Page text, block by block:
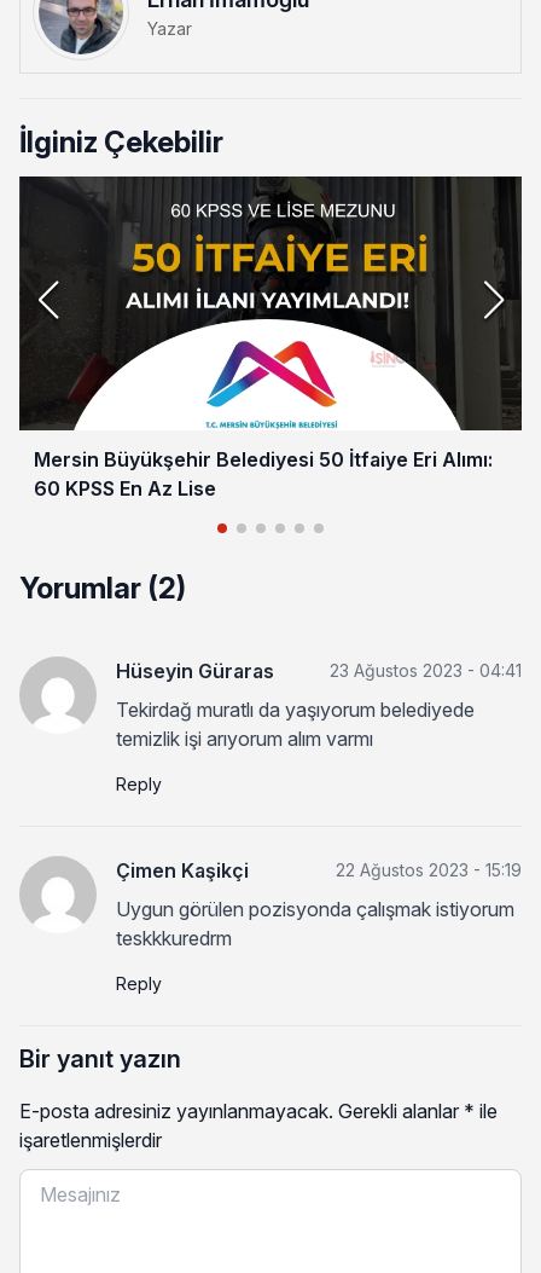
Yazar
İlginiz Çekebilir
Mersin Büyükşehir Belediyesi 50 İtfaiye Eri Alımı:
60 KPSS En Az Lise
Yorumlar (2)
Hüseyin Güraras 23 Ağustos 2023 - 04:41
Tekirdağ muratlı da yaşıyorum belediyede
temizlik işi arıyorum alım varmı
Reply
Çimen Kaşikçi 22 Ağustos 2023 - 15:19
Uygun görülen pozisyonda çalışmak istiyorum
teskkkuredrm
Reply
Bir yanıt yazın
E-posta adresiniz yayınlanmayacak. Gerekli alanlar * ile
işaretlenmişlerdir